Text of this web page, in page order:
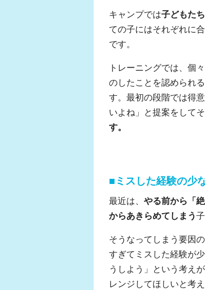
キャンプでは子どもた
ての子にはそれぞれに
です。
トレーニングでは、個
のしたことを認められ
す。最初の段階では得
いよね」と提案をして
す。
■ミスした経験の少
最近は、 やる前から「
からあきらめてしまう
そうなってしまう要因の
すぎてミスした経験が少
うしよう」という考え
レンジしてほしいと考